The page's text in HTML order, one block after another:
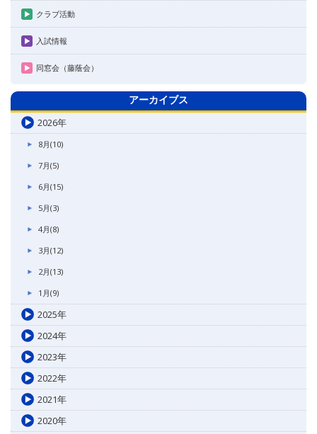
クラブ活動
入試情報
同窓会（藤蔭会）
アーカイブス
2026年
8月(10)
7月(5)
6月(15)
5月(3)
4月(8)
3月(12)
2月(13)
1月(9)
2025年
2024年
2023年
2022年
2021年
2020年